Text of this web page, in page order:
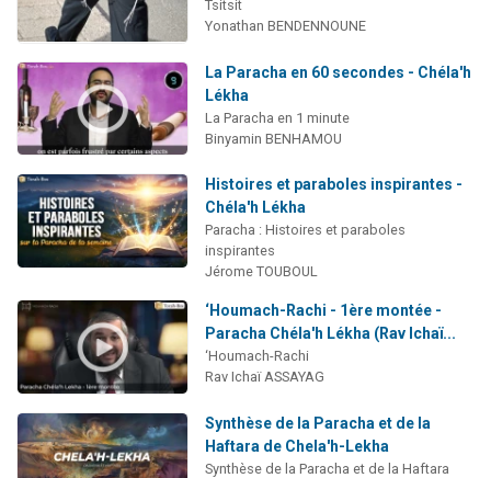
Tsitsit
Yonathan BENDENNOUNE
La Paracha en 60 secondes - Chéla'h
Lékha
La Paracha en 1 minute
Binyamin BENHAMOU
Histoires et paraboles inspirantes -
Chéla'h Lékha
Paracha : Histoires et paraboles
inspirantes
Jérome TOUBOUL
‘Houmach-Rachi - 1ère montée -
Paracha Chéla'h Lékha (Rav Ichaï...
‘Houmach-Rachi
Rav Ichaï ASSAYAG
Synthèse de la Paracha et de la
Haftara de Chela'h-Lekha
Synthèse de la Paracha et de la Haftara